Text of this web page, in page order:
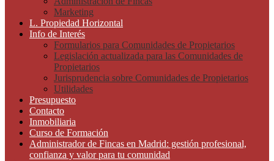
Marketing
L. Propiedad Horizontal
Info de Interés
Formularios para Comunidades de Propietarios
Legislación actualizada para las Comunidades de
Propietarios
Jurisprudencia sobre Comunidades de Propietarios
Utilidades
Presupuesto
Contacto
Inmobiliaria
Curso de Formación
Administrador de Fincas en Madrid: gestión profesional,
confianza y valor para tu comunidad